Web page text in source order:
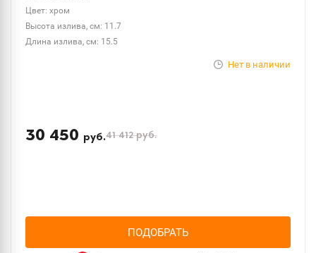
Цвет: хром
Высота излива, см: 11.7
Длина излива, см: 15.5
Нет в наличии
30 450 руб.41 412руб.
ПОДОБРАТЬ